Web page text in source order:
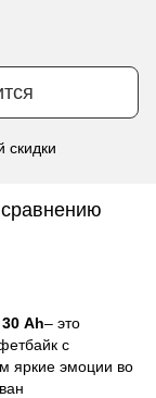
скидки
Ah– это
с
яркие эмоции во